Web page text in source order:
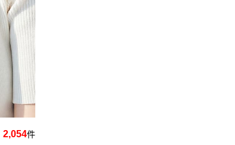
2,054件